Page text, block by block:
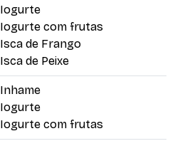
Iogurte
Iogurte com frutas
Isca de Frango
Isca de Peixe
Inhame
Iogurte
Iogurte com frutas